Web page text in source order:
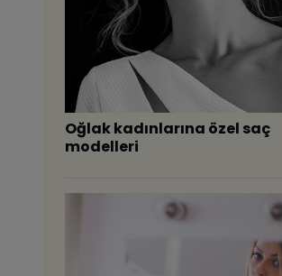
Oğlak kadınlarına özel saç
modelleri